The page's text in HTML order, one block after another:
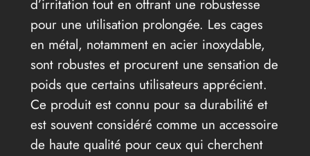
d’irritation tout en offrant une robustesse
pour une utilisation prolongée. Les cages
en métal, notamment en acier inoxydable,
sont robustes et procurent une sensation de
poids que certains utilisateurs apprécient.
Ce produit est connu pour sa durabilité et
est souvent considéré comme un accessoire
de haute qualité pour ceux qui cherchent